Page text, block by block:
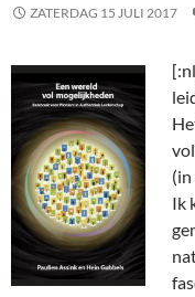
ZATERDAG 15 JULI 2017
Ik